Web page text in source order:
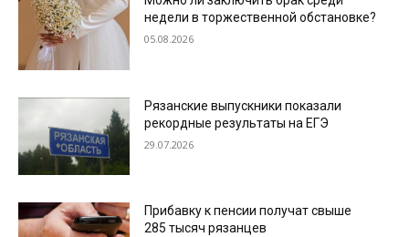
недели в торжественной обстановке?
05.08.2026
Рязанские выпускники показали
рекордные результаты на ЕГЭ
29.07.2026
Прибавку к пенсии получат свыше
285 тысяч рязанцев